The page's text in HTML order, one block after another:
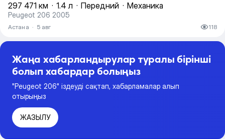
297 471 км · 1.4 л · Передний · Механика
Peugeot 206 2005
Астана · 5 авг 118
Жаңа хабарландырулар туралы бірінші
болып хабардар болыңыз
"Peugeot 206" іздеуді сақтап, хабарламалар алып
отырыңыз
ЖАЗЫЛУ